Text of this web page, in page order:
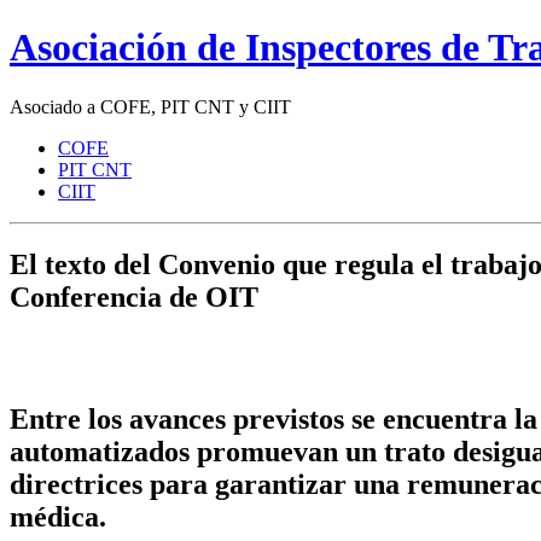
Asociación de Inspectores de
Asociado a COFE, PIT CNT y CIIT
COFE
PIT CNT
CIIT
El texto del Convenio que regula el
Conferencia de OIT
Entre los avances previstos se encuentra
automatizados promuevan un trato
directrices para garantizar una
médica.